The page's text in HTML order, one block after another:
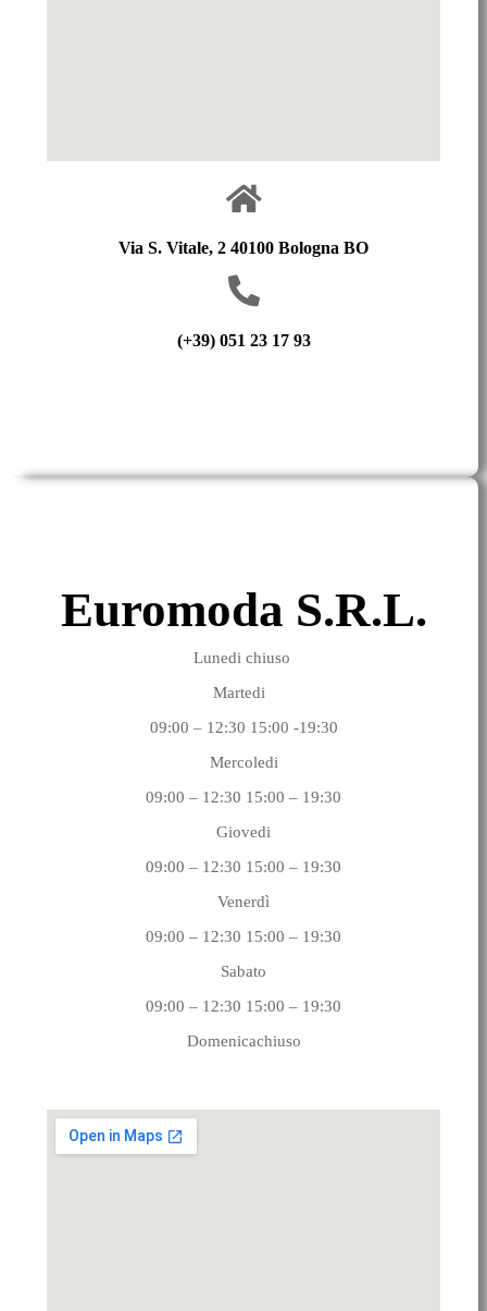
Via S. Vitale, 2 40100 Bologna BO
(+39) 051 23 17 93
Euromoda S.R.L.
Lunedi chiuso
Martedi
09:00 – 12:30 15:00 -19:30
Mercoledi
09:00 – 12:30 15:00 – 19:30
Giovedi
09:00 – 12:30 15:00 – 19:30
Venerdì
09:00 – 12:30 15:00 – 19:30
Sabato
09:00 – 12:30 15:00 – 19:30
Domenicachiuso